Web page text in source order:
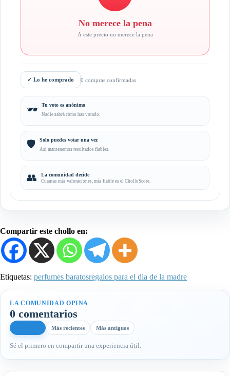
No merece la pena
A este precio no merece la pena
✓ Lo he comprado 0 compras confirmadas
🕶️ Tu voto es anónimo
Nadie sabrá cómo has votado.
🛡️ Solo puedes votar una vez
Así mantenemos resultados fiables.
👥 La comunidad decide
Cuantas más valoraciones, más fiable es el CholloScore.
Compartir este chollo en:
Etiquetas: perfumes baratosregalos para el dia de la madre
LA COMUNIDAD OPINA
0 comentarios
Más recientes Más antiguos
Sé el primero en compartir una experiencia útil.